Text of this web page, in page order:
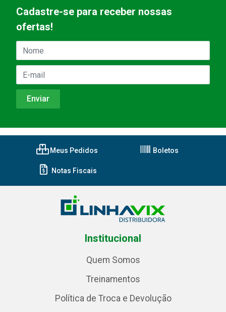
Cadastre-se para receber nossas
ofertas!
Meus Pedidos Boletos
Notas Fiscais
Institucional
Quem Somos
Treinamentos
Política de Troca e Devolução